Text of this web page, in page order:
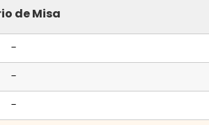
de Misa
-
-
-